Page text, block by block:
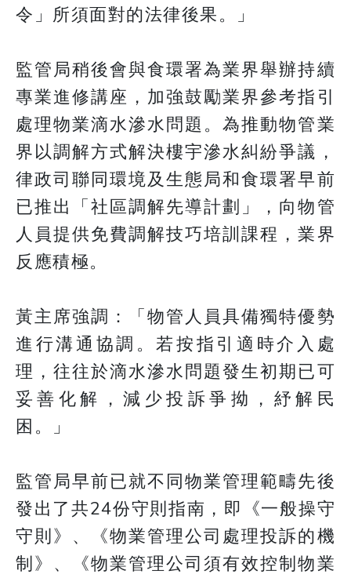
令」所須面對的法律後果。」
監管局稍後會與食環署為業界舉辦持續
專業進修講座，加強鼓勵業界參考指引
處理物業滴水滲水問題。為推動物管業
界以調解方式解決樓宇滲水糾紛爭議，
律政司聯同環境及生態局和食環署早前
已推出「社區調解先導計劃」，向物管
人員提供免費調解技巧培訓課程，業界
反應積極。
黃主席強調：「物管人員具備獨特優勢
進行溝通協調。若按指引適時介入處
理，往往於滴水滲水問題發生初期已可
妥善化解，減少投訴爭拗，紓解民
困。」
監管局早前已就不同物業管理範疇先後
發出了共24份守則指南，即《一般操守
守則》、《物業管理公司處理投訴的機
制》、《物業管理公司須有效控制物業